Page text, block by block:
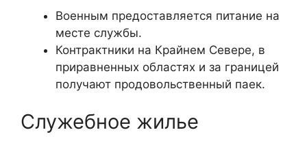
Военным предоставляется питание на
месте службы.
Контрактники на Крайнем Севере, в
приравненных областях и за границей
получают продовольственный паек.
Служебное жилье